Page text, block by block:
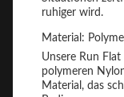
ruhiger wird.
Material:
Unsere Run
polymeren
Material, das